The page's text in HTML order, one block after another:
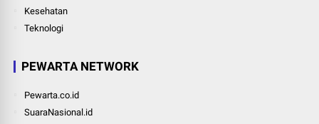
Kesehatan
Teknologi
PEWARTA NETWORK
Pewarta.co.id
SuaraNasional.id